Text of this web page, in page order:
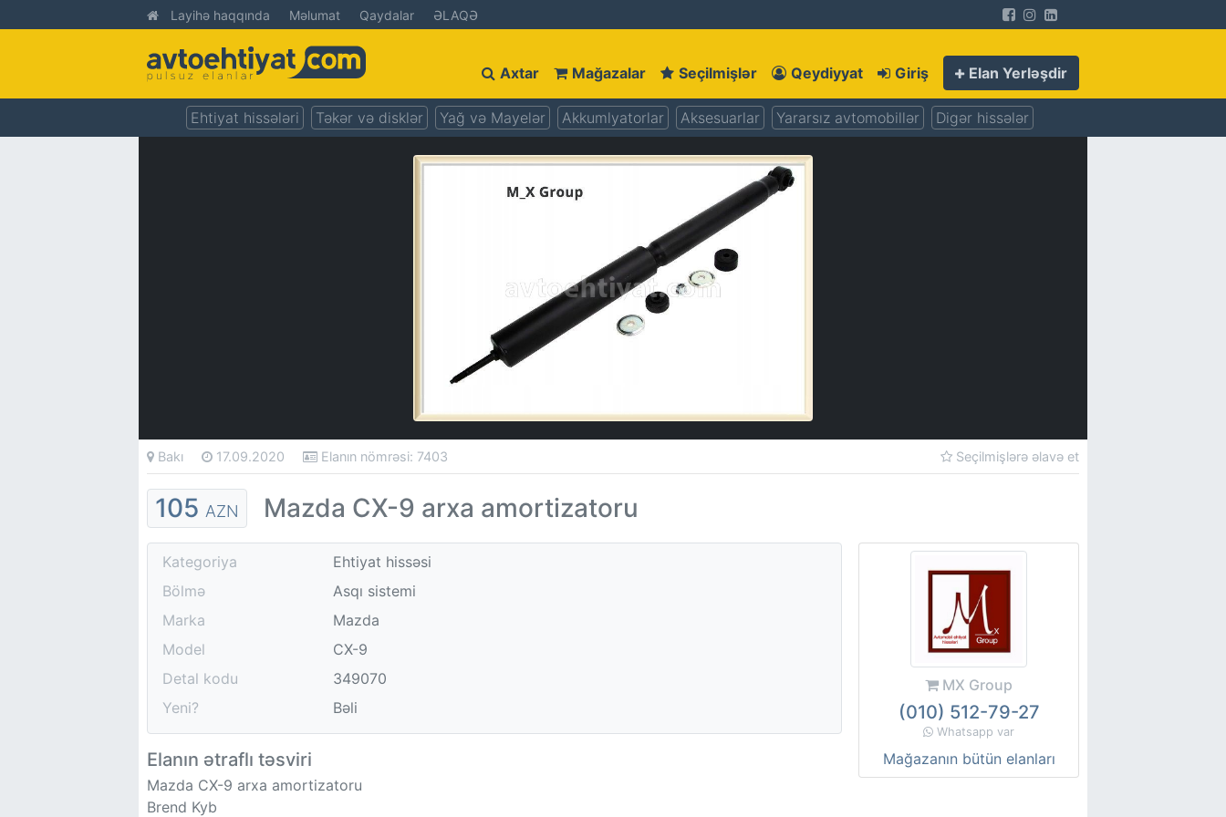
Layihə haqqında Məlumat Qaydalar ƏLAQƏ
Axtar Mağazalar Seçilmişlər Qeydiyyat Giriş Elan Yerləşdir
Ehtiyat hissələri Təkər və disklər Yağ və Mayelər Akkumlyatorlar Aksesuarlar Yararsız avtomobillər Digər hissələr
Bakı 17.09.2020 Elanın nömrəsi: 7403 Seçilmişlərə əlavə et
105 AZN Mazda CX-9 arxa amortizatoru
Kategoriya
Ehtiyat hissəsi
Bölmə
Asqı sistemi
Marka
Mazda
Model
CX-9
Detal kodu
349070
Yeni?
Bəli
Elanın ətraflı təsviri
Mazda CX-9 arxa amortizatoru
Brend Kyb
MX Group
(010) 512-79-27
Whatsapp var
Mağazanın bütün elanları